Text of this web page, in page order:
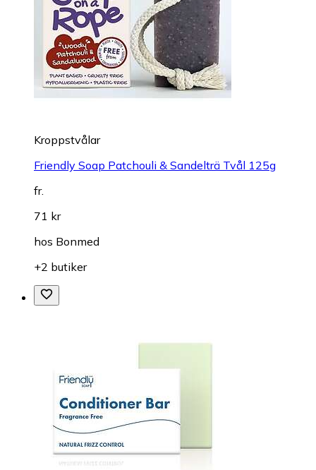
Kroppstvålar
Friendly Soap Patchouli & Sandelträ Tvål 125g
fr.
71 kr
hos Bonmed
+2 butiker